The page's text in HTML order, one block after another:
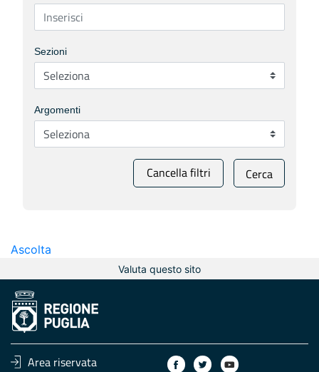
Sezioni
Argomenti
Cancella filtri Cerca
Ascolta
Valuta questo sito
Area riservata